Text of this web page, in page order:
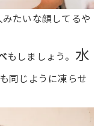
たいな顔してるや
もしましょう。 水
も同じように凍らせ